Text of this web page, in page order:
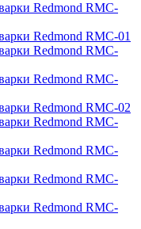
Redmond RMC-
Redmond RMC-01
Redmond RMC-
Redmond RMC-
Redmond RMC-02
Redmond RMC-
Redmond RMC-
Redmond RMC-
Redmond RMC-